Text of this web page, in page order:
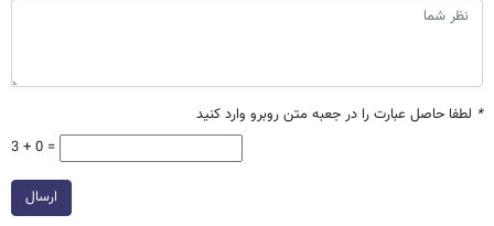
* لطفا حاصل عبارت را در جعبه متن روبرو وارد کنید
3 + 0 =
ارسال